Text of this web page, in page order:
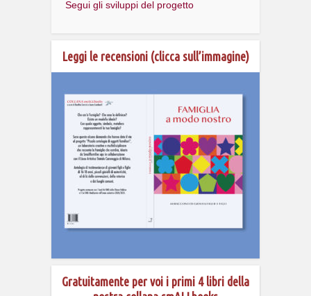
Segui gli sviluppi del progetto
Leggi le recensioni (clicca sull’immagine)
Gratuitamente per voi i primi 4 libri della